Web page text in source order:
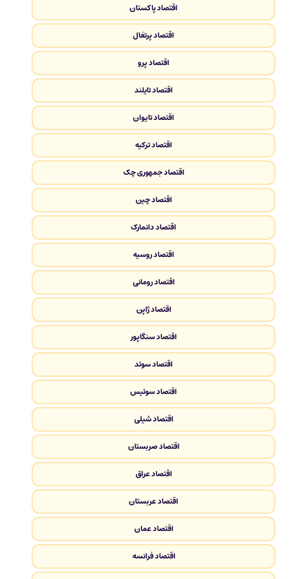
اقتصاد پاکستان
اقتصاد پرتغال
اقتصاد پرو
اقتصاد تایلند
اقتصاد تایوان
اقتصاد ترکیه
اقتصاد جمهوری چک
اقتصاد چین
اقتصاد دانمارک
اقتصاد روسیه
اقتصاد رومانی
اقتصاد ژاپن
اقتصاد سنگاپور
اقتصاد سوئد
اقتصاد سوئیس
اقتصاد شیلی
اقتصاد صربستان
اقتصاد عراق
اقتصاد عربستان
اقتصاد عمان
اقتصاد فرانسه